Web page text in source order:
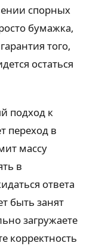
спорных
бумажка,
того,
остаться
подход к
переход в
массу
в
ответа
быть занят
загружаете
корректность